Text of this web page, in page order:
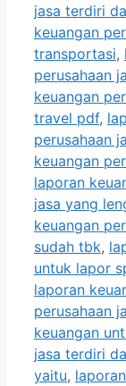
jasa terdiri
keuangan
transportasi,
perusahaan
keuangan
travel pdf,
perusahaan
keuangan
laporan
jasa yang
keuangan
sudah tbk,
untuk lapor
laporan
perusahaan
keuangan
jasa terdiri
yaitu,